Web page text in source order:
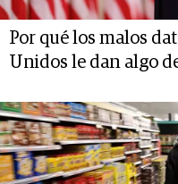
Por qué los malos
Unidos le dan algo